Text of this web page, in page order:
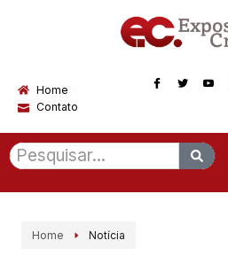
Home
Contato
Home Notícia